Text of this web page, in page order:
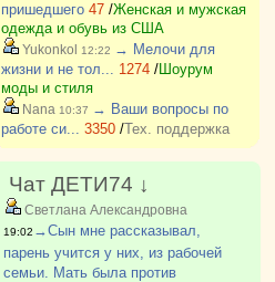
пришедшего 47/Женская и мужская
одежда и обувь из США
Yukonkol 12:22 → Мелочи для
жизни и не тол... 1274/Шоурум
моды и стиля
Nana 10:37 → Ваши вопросы по
работе си... 3350/Тех. поддержка
Чат ДЕТИ74 ↓
Светлана Александровна
19:02 →Сын мне рассказывал,
парень учится у них, из рабочей
семьи. Мать была против